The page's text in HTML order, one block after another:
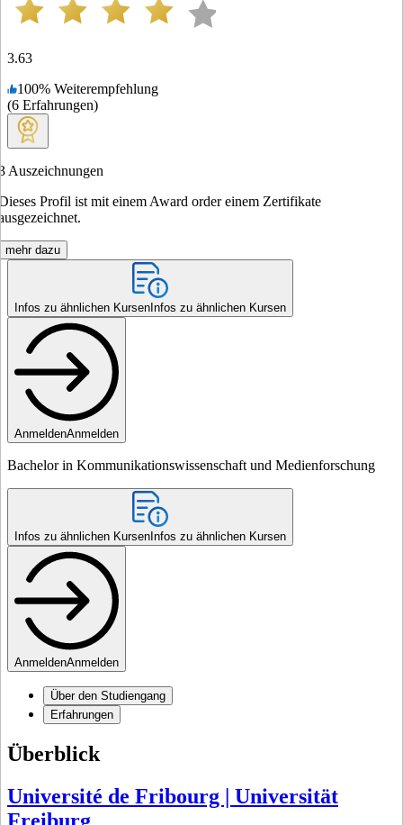
3.63
100% Weiterempfehlung
(6 Erfahrungen)
Auszeichnungen
Profil ist mit einem Award order einem Zertifikate
mehr dazu
Infos zu ähnlichen Kursen Infos zu ähnlichen Kursen
AnmeldenAnmelden
Bachelor in Kommunikationswissenschaft und Medienforschung
Infos zu ähnlichen Kursen Infos zu ähnlichen Kursen
AnmeldenAnmelden
Über den Studiengang
Erfahrungen
Überblick
Université de Fribourg | Universität
Freiburg